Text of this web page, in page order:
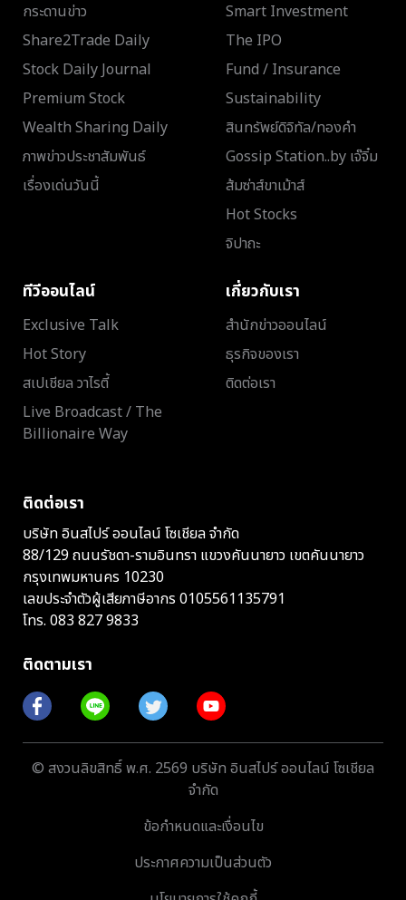
กระดานข่าว
Share2Trade Daily
Stock Daily Journal
Premium Stock
Wealth Sharing Daily
ภาพข่าวประชาสัมพันธ์
เรื่องเด่นวันนี้
Smart Investment
The IPO
Fund / Insurance
Sustainability
สินทรัพย์ดิจิทัล/ทองคำ
Gossip Station..by เจ๊จิ๋ม
ส้มซ่าส์ขาเม้าส์
Hot Stocks
จิปาถะ
ทีวีออนไลน์
Exclusive Talk
Hot Story
สเปเชียล วาไรตี้
Live Broadcast / The
Billionaire Way
เกี่ยวกับเรา
สำนักข่าวออนไลน์
ธุรกิจของเรา
ติดต่อเรา
ติดต่อเรา
บริษัท อินสไปร์ ออนไลน์ โซเชียล จำกัด
88/129 ถนนรัชดา-รามอินทรา แขวงคันนายาว เขตคันนายาว
กรุงเทพมหานคร 10230
เลขประจำตัวผู้เสียภาษีอากร 0105561135791
โทร. 083 827 9833
ติดตามเรา
© สงวนลิขสิทธิ์ พ.ศ. 2569 บริษัท อินสไปร์ ออนไลน์ โซเชียล
จำกัด
ข้อกำหนดและเงื่อนไข
ประกาศความเป็นส่วนตัว